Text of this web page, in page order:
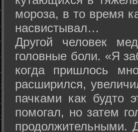
мороза, в то время
насвистывал…
Другой человек
головные боли. «Я
когда пришлось
расширился,
пачками как будто
помогал, но затем
продолжительными.